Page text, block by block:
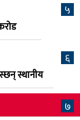
५
६
स्थानीय
७